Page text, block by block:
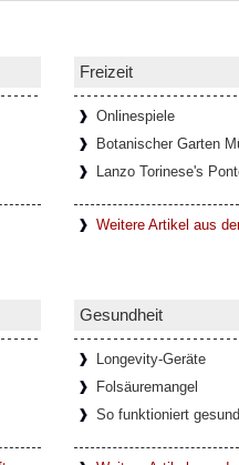
soziale Gemeinschaft
haben sich durch die
nach
[Weiterlesen...]
Tor zu den drei Tälern Val di Viù,
an Thomas Mann im
Freizeit
Onlinespiele
Botanischer Garten
Lanzo Torinese's
Weitere Artikel aus
Gesundheit
Longevity-Geräte
Folsäuremangel
So funktioniert